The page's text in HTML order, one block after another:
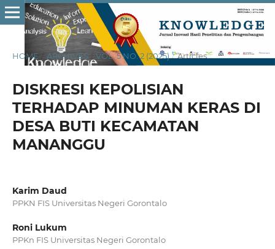
HOME ARCHIVES / VOL. 5 NO. 2 (2025) / Articles
DISKRESI KEPOLISIAN
TERHADAP MINUMAN KERAS DI
DESA BUTI KECAMATAN
MANANGGU
Karim Daud
PPKN FIS Universitas Negeri Gorontalo
Roni Lukum
PPKn FIS Universitas Negeri Gorontalo